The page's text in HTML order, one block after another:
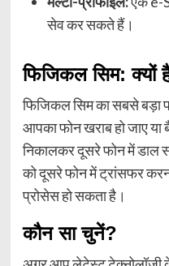
सेव कर सकते हैं।
फिजिकल सिम: क्यों
फिजिकल सिम का सबसे बड़ा
आपका फोन खराब हो जाए या
निकालकर दूसरे फोन में डाल
को दूसरे फोन में ट्रांसफर
प्रोसेस हो सकता है।
कौन सा चुनें?